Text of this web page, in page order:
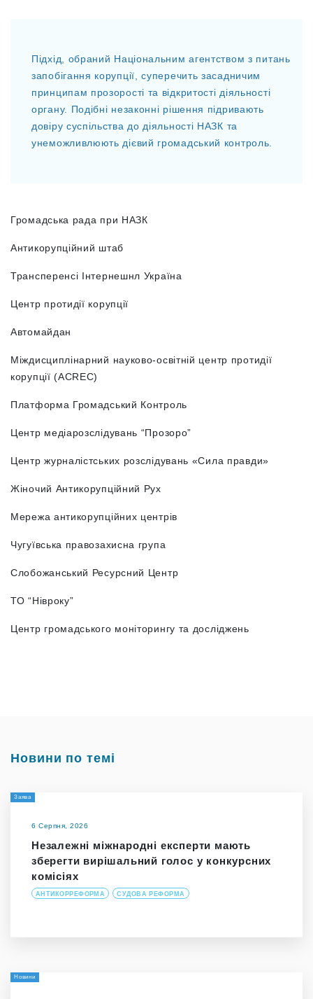
Підхід, обраний Національним агентством з питань
запобігання корупції, суперечить засадничим
принципам прозорості та відкритості діяльності
органу. Подібні незаконні рішення підривають
довіру суспільства до діяльності НАЗК та
унеможливлюють дієвий громадський контроль.
Громадська рада при НАЗК
Антикорупційний штаб
Трансперенсі Інтернешнл Україна
Центр протидії корупції
Автомайдан
Міждисциплінарний науково-освітній центр протидії
корупції (ACREC)
Платформа Громадський Контроль
Центр медіарозслідувань “Прозоро”
Центр журналістських розслідувань «Сила правди»
Жіночий Антикорупційний Рух
Мережа антикорупційних центрів
Чугуївська правозахисна група
Слобожанський Ресурсний Центр
ТО “Нівроку”
Центр громадського моніторингу та досліджень
Новини по темі
Заява
6 Серпня, 2026
Незалежні міжнародні експерти мають
зберегти вирішальний голос у конкурсних
комісіях
АНТИКОРРЕФОРМА СУДОВА РЕФОРМА
Новини